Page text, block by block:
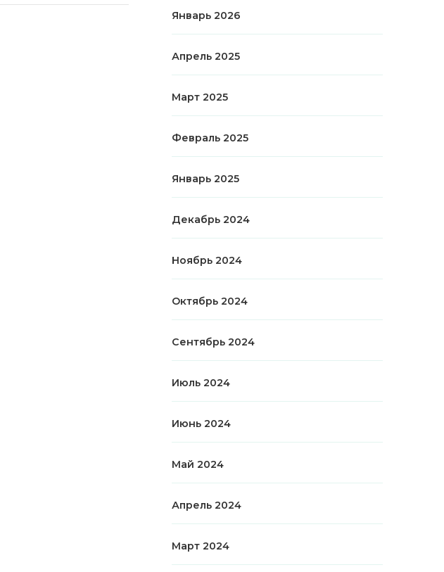
Январь 2026
Апрель 2025
Март 2025
Февраль 2025
Январь 2025
Декабрь 2024
Ноябрь 2024
Октябрь 2024
Сентябрь 2024
Июль 2024
Июнь 2024
Май 2024
Апрель 2024
Март 2024